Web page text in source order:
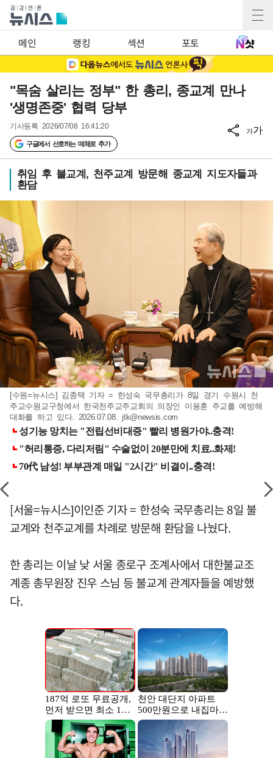
메인 랭킹 섹션 포토
"목숨 살리는 정부" 한 총리, 종교계 만나
'생명존중' 협력 당부
기사등록 2026/07/08 16:41:20
구글에서 선호하는 매체로 추가
가가
취임 후 불교계, 천주교계 방문해 종교계 지도자들과
환담
[수원=뉴시스] 김종택 기자 = 한성숙 국무총리가 8일 경기 수원시 천
주교수원교구청에서 한국천주교주교회의 의장인 이용훈 주교를 예방해
대화를 하고 있다. 2026.07.08. jtk@newsis.com
[서울=뉴시스]이인준 기자 = 한성숙 국무총리는 8일 불
교계와 천주교계를 차례로 방문해 환담을 나눴다.
한 총리는 이날 낮 서울 종로구 조계사에서 대한불교조
계종 총무원장 진우 스님 등 불교계 관계자들을 예방했
다.